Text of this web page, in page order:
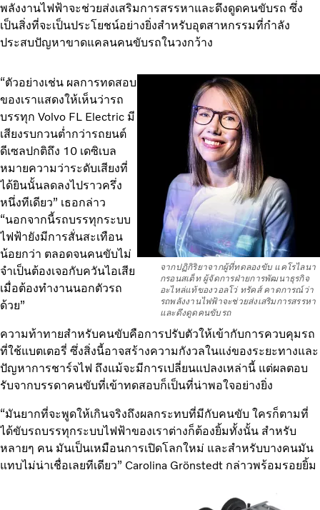
พลังงานไฟฟ้าจะช่วยส่งเสริมการสรรหาและดึงดูดคนขับรถ ซึ่ง
เป็นสิ่งที่จะเป็นประโยชน์อย่างยิ่งสำหรับอุตสาหกรรมที่กำลัง
ประสบปัญหาขาดแคลนคนขับรถในวงกว้าง
จากปฏิกิริยาจากผู้ที่ทดลองขับ แคโรไลนา
กรอนสเต็ท ผู้จัดการฝ่ายการพัฒนาธุรกิจ
อะไหล่แท้ของวอลโว่ ทรัคส์ คาดการณ์ว่า
รถพลังงานไฟฟ้าจะช่วยส่งเสริมการสรรหา
และดึงดูดคนขับรถ
“ตัวอย่างเช่น ผลการทดสอบ
ของเราแสดงให้เห็นว่ารถ
บรรทุก Volvo FL Electric มี
เสียงรบกวนต่ำกว่ารถยนต์
ดีเซลปกติถึง 10 เดซิเบล
หมายความว่าระดับเสียงที่
ได้ยินนั้นลดลงไปราวครึ่ง
หนึ่งทีเดียว” เธอกล่าว
“นอกจากนี้รถบรรทุกระบบ
ไฟฟ้ายังมีการสั่นสะเทือน
น้อยกว่า ตลอดจนคนขับไม่
จำเป็นต้องเจอกับควันไอเสีย
เมื่อต้องทำงานนอกตัวรถ
ด้วย”
ความท้าทายสำหรับคนขับคือการปรับตัวให้เข้ากับการควบคุมรถ
ที่ใช้แบตเตอรี่ ซึ่งสิ่งนี้อาจสร้างความกังวลในแง่ของระยะทางและ
ปัญหาการชาร์จไฟ ถึงแม้จะมีการเปลี่ยนแปลงเหล่านี้ แต่ผลตอบ
รับจากบรรดาคนขับที่เข้าทดสอบก็เป็นที่น่าพอใจอย่างยิ่ง
“มันยากที่จะพูดให้เกินจริงถึงผลกระทบที่มีกับคนขับ ใครก็ตามที่
ได้ขับรถบรรทุกระบบไฟฟ้าของเราต่างก็ต้องยิ้มทั้งนั้น สำหรับ
หลายๆ คน มันเป็นเหมือนการเปิดโลกใหม่ และสำหรับบางคนมัน
แทบไม่น่าเชื่อเลยทีเดียว” Carolina Grönstedt กล่าวพร้อมรอยยิ้ม